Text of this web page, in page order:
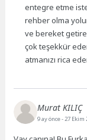
entegre etme
rehber olma
ve bereket
çok teşekkür
atmanızı rica
Murat KILIÇ
9 ay önce- 27 Ekim